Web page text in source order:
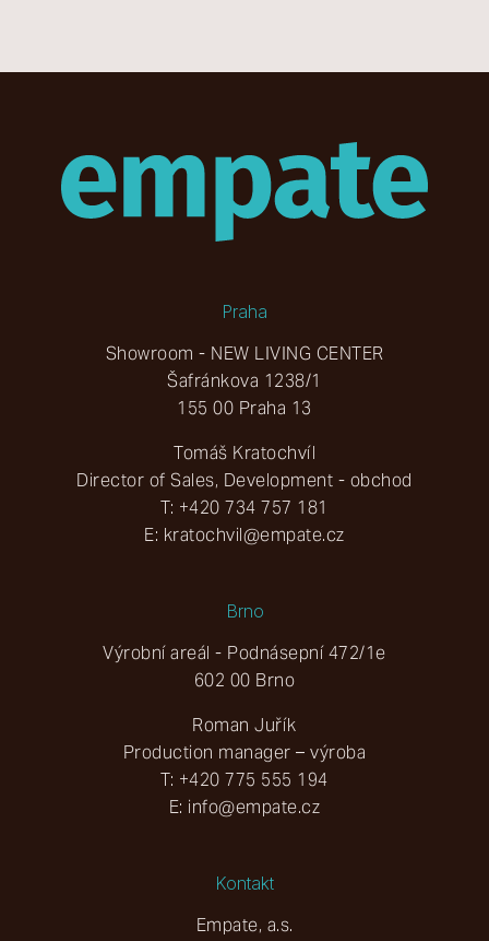
Praha
Showroom - NEW LIVING CENTER
Šafránkova 1238/1
155 00 Praha 13
Tomáš Kratochvíl
Director of Sales, Development - obchod
T: +420 734 757 181
E: kratochvil@empate.cz
Brno
Výrobní areál - Podnásepní 472/1e
602 00 Brno
Roman Juřík
Production manager – výroba
T: +420 775 555 194
E: info@empate.cz
Kontakt
Empate, a.s.